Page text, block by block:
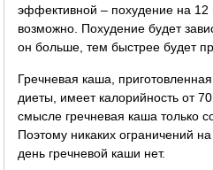
эффективной – похудение на
возможно. Похудение будет
он больше, тем быстрее будет
Гречневая каша,
диеты, имеет калорийность от
смысле гречневая каша только
Поэтому никаких ограничений
день гречневой каши нет.